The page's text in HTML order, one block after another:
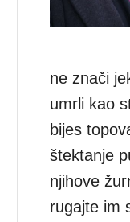
ne znači
umrli kao
bijes
štektanje
njihove
rugajte im